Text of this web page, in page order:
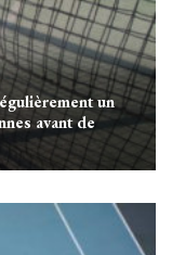
un
avant de